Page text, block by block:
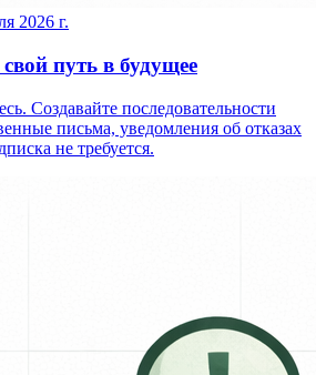
2026 г.
путь в будущее
Создавайте последовательности
письма, уведомления об отказах
не требуется.